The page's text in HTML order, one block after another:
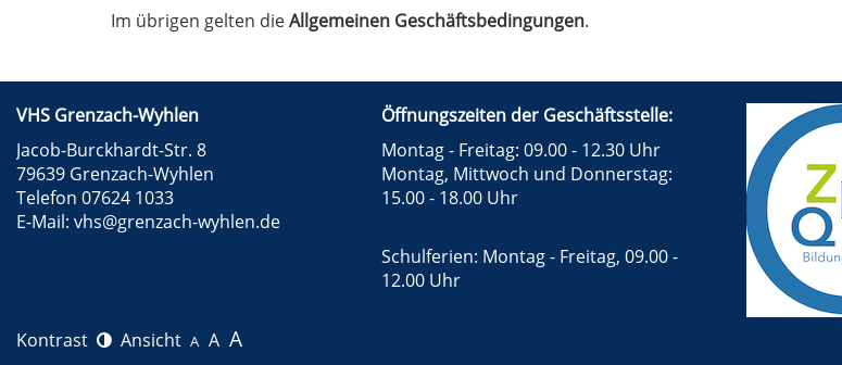
Im übrigen gelten dieAllgemeinen Geschäftsbedingungen.
VHS Grenzach-Wyhlen
Jacob-Burckhardt-Str. 8
79639 Grenzach-Wyhlen
Telefon 07624 1033
E-Mail: vhs@grenzach-wyhlen.de
Öffnungszeiten der Geschäftsstelle:
Montag - Freitag: 09.00 - 12.30 Uhr
Montag, Mittwoch und Donnerstag:
15.00 - 18.00 Uhr
Schulferien: Montag - Freitag, 09.00 -
12.00 Uhr
Kontrast Ansicht A A A